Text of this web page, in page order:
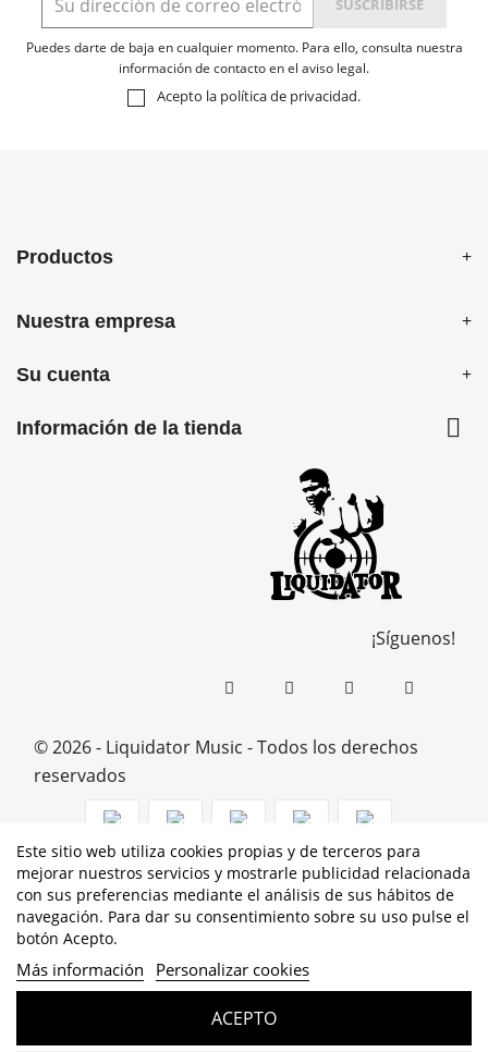
Puedes darte de baja en cualquier momento. Para ello, consulta nuestra
información de contacto en el aviso legal.
Acepto la política de privacidad.
Productos
Nuestra empresa
Su cuenta
Información de la tienda 
¡Síguenos!
Este sitio web utiliza cookies propias y de terceros para
mejorar nuestros servicios y mostrarle publicidad relacionada
con sus preferencias mediante el análisis de sus hábitos de
navegación. Para dar su consentimiento sobre su uso pulse el
botón Acepto.
Más información Personalizar cookies
ACEPTO
© 2026 - Liquidator Music - Todos los derechos
reservados
PROGRAMA KIT DIGITAL COFINANCIADO POR LOS
FONDOS NEXT GENERATION (EU) DEL MECANISMO DE